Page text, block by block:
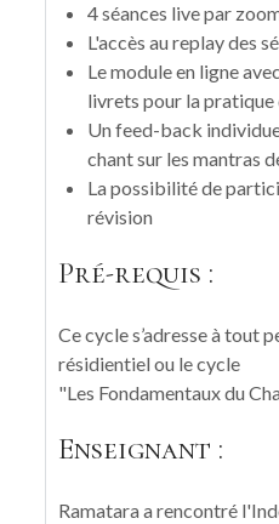
4 séances live par
L'accès au replay des
Le module en ligne
livrets pour la pratique
Un feed-back
chant sur les mantras
La possibilité de
révision
Pré-requis :
Ce cycle s’adresse à tout
résidientiel ou le cycle
"Les Fondamentaux du
Enseignant :
Ramatara a rencontré